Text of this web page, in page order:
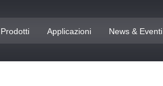
Prodotti Applicazioni News & Eventi